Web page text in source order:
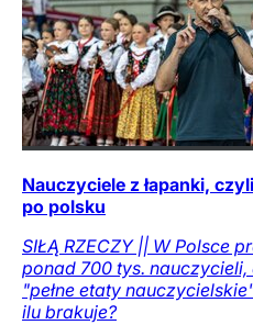
Nauczyciele z łapanki,
po polsku
SIŁĄ RZECZY || W Polsce
ponad 700 tys.
"pełne etaty
ilu brakuje?